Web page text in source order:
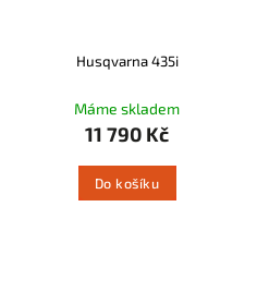
Husqvarna 435i
Máme skladem
11 790 Kč
Do košíku